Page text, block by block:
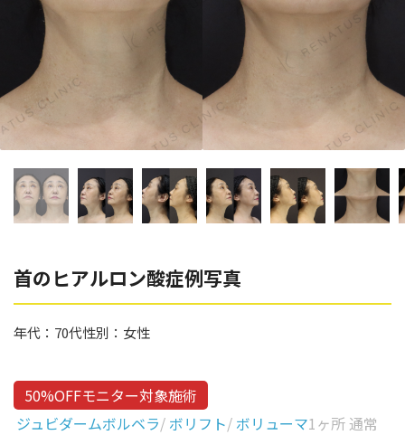
看護師一覧 規約
コラム
東山 麻伊子
松村 仁
泉 洋平
辻橋 勇祐
阿部 竜介
Parts
部位から探す
額
こめかみ
眉間
眉上
目の上
ボリューマ
ボルベラ
ボライト
レナトゥスヒアルロン酸
ダイヤモンドフィール/ピ
ネハ
リジュラン
目の下のクマ取り
その他
首のヒアルロン酸症例写真
年代： 70代性別： 女性
50%OFFモニター対象施術
ジュビダームボルベラ/ ボリフト/ ボリューマ1ヶ所 通常